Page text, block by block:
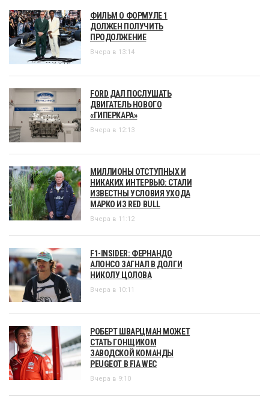
ФИЛЬМ О ФОРМУЛЕ 1
ДОЛЖЕН ПОЛУЧИТЬ
ПРОДОЛЖЕНИЕ
Вчера в 13:14
FORD ДАЛ ПОСЛУШАТЬ
ДВИГАТЕЛЬ НОВОГО
«ГИПЕРКАРА»
Вчера в 12:13
МИЛЛИОНЫ ОТСТУПНЫХ И
НИКАКИХ ИНТЕРВЬЮ: СТАЛИ
ИЗВЕСТНЫ УСЛОВИЯ УХОДА
МАРКО ИЗ RED BULL
Вчера в 11:12
F1-INSIDER: ФЕРНАНДО
АЛОНСО ЗАГНАЛ В ДОЛГИ
НИКОЛУ ЦОЛОВА
Вчера в 10:11
РОБЕРТ ШВАРЦМАН МОЖЕТ
СТАТЬ ГОНЩИКОМ
ЗАВОДСКОЙ КОМАНДЫ
PEUGEOT В FIA WEC
Вчера в 9:10